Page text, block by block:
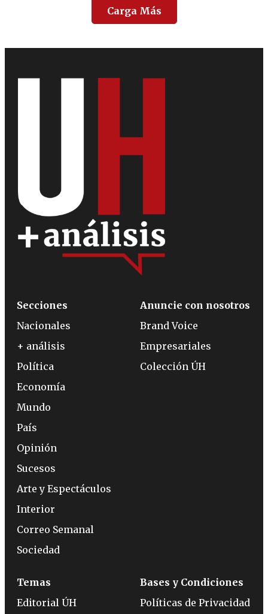
Carga Más
Secciones
Nacionales
+ análisis
Política
Economía
Mundo
País
Opinión
Sucesos
Arte y Espectáculos
Interior
Correo Semanal
Sociedad
Anuncie con nosotros
Brand Voice
Empresariales
Colección ÚH
Temas
Editorial ÚH
Bases y Condiciones
Políticas de Privacidad